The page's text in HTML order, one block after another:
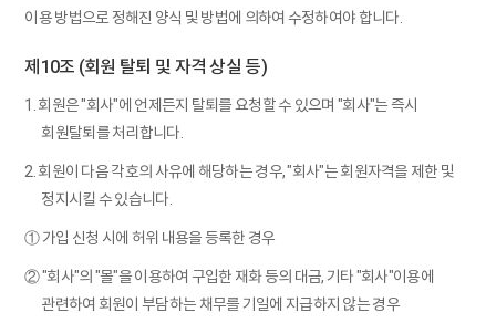
이용 방법으로 정해진 양식 및 방법에 의하여 수정하여야 합니다.
제10조 (회원 탈퇴 및 자격 상실 등)
1. 회원은 "회사"에 언제든지 탈퇴를 요청할 수 있으며 "회사"는 즉시
회원탈퇴를 처리합니다.
2. 회원이 다음 각호의 사유에 해당하는 경우, "회사"는 회원자격을 제한 및
정지시킬 수 있습니다.
① 가입 신청 시에 허위 내용을 등록한 경우
② "회사"의 "몰"을 이용하여 구입한 재화 등의 대금, 기타 "회사"이용에
관련하여 회원이 부담하는 채무를 기일에 지급하지 않는 경우